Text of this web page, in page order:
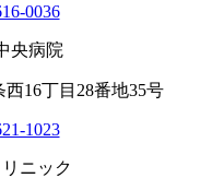
0036
央病院
16丁目28番地35号
1023
ニック